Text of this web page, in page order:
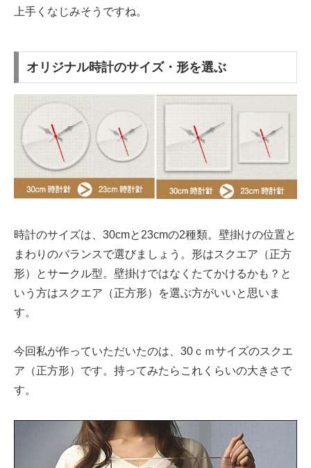
上手くなじみそうですね。
オリジナル時計のサイズ・形を選ぶ
時計のサイズは、30cmと23cmの2種類。壁掛けの位置と
まわりのバランスで選びましょう。形はスクエア（正方
形）とサークル型。壁掛けではなくたてかけるかも？と
いう方はスクエア（正方形）を選ぶ方がいいと思いま
す。
今回私が作っていただいたのは、30ｃｍサイズのスクエ
ア（正方形）です。持ってみたらこれくらいの大きさで
す。